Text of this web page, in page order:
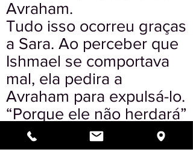
Avraham.
Tudo isso ocorreu graças
a Sara. Ao perceber que
Ishmael se comportava
mal, ela pedira a
Avraham para expulsá-lo.
“Porque ele não herdará”
disse ela. Ela queria que
ele faça Tshuvá e foi o